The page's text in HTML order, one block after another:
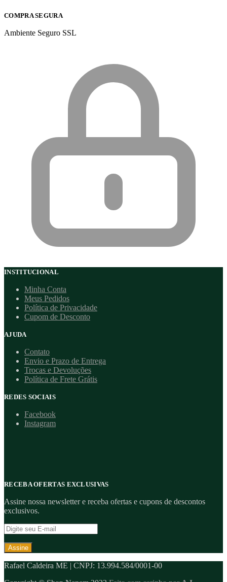
COMPRA SEGURA
Ambiente Seguro SSL
INSTITUCIONAL
Minha Conta
Meus Pedidos
Política de Privacidade
Cupom de Desconto
AJUDA
Contato
Envio e Prazo de Entrega
Trocas e Devoluções
Política de Frete Grátis
REDES SOCIAIS
Facebook
Instagram
RECEBA OFERTAS EXCLUSIVAS
Assine nossa newsletter e receba ofertas e cupons de descontos
exclusivos.
Rafael Caldeira ME | CNPJ: 13.994.584/0001-00